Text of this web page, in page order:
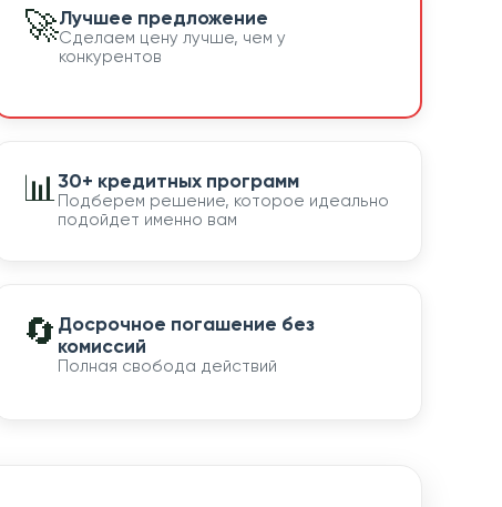
🚀Лучшее предложение
Сделаем цену лучше, чем у
конкурентов
📊30+ кредитных программ
Подберем решение, которое идеально
подойдет именно вам
🔄 Досрочное погашение без
комиссий
Полная свобода действий